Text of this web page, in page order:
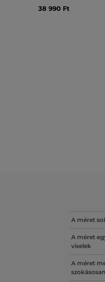
38 990 Ft
A méret
A méret
viselek
A méret